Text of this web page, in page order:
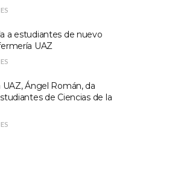
a estudiantes de nuevo
UAZ
UAZ, Ángel Román, da
de Ciencias de la